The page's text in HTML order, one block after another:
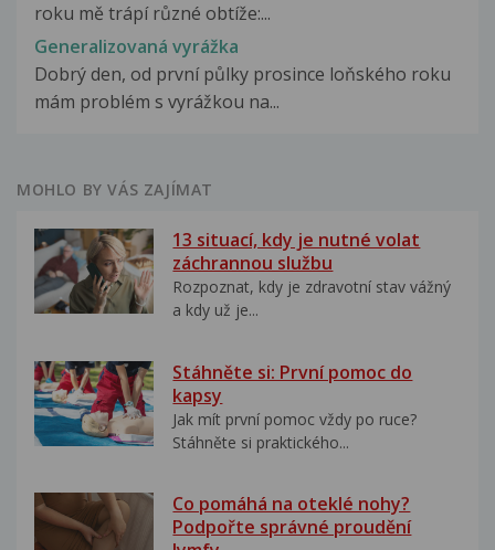
roku mě trápí různé obtíže:...
Generalizovaná vyrážka
Dobrý den, od první půlky prosince loňského roku
mám problém s vyrážkou na...
MOHLO BY VÁS ZAJÍMAT
13 situací, kdy je nutné volat
záchrannou službu
Rozpoznat, kdy je zdravotní stav vážný
a kdy už je...
Stáhněte si: První pomoc do
kapsy
Jak mít první pomoc vždy po ruce?
Stáhněte si praktického...
Co pomáhá na oteklé nohy?
Podpořte správné proudění